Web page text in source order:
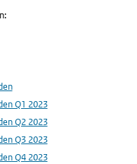
Q1 2023
Q2 2023
Q3 2023
Q4 2023